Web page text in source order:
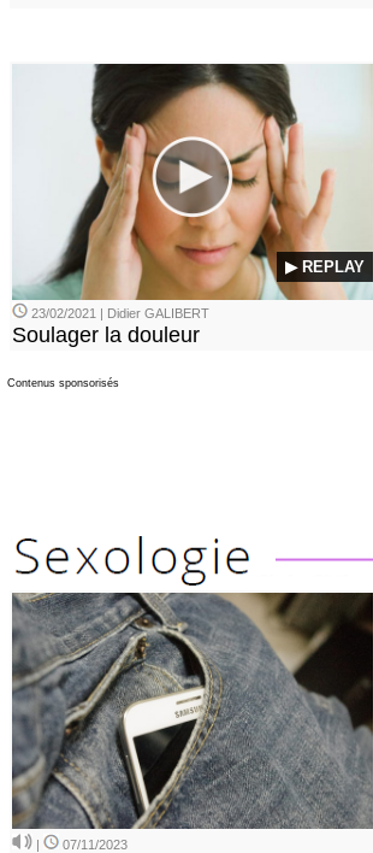
▶ REPLAY
23/02/2021 | Didier GALIBERT
Soulager la douleur
Contenus sponsorisés
| 07/11/2023